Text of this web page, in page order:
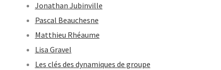
Jonathan Jubinville
Pascal Beauchesne
Matthieu Rhéaume
Lisa Gravel
Les clés des dynamiques de groupe